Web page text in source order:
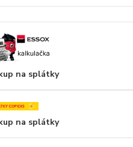
na splátky
na splátky